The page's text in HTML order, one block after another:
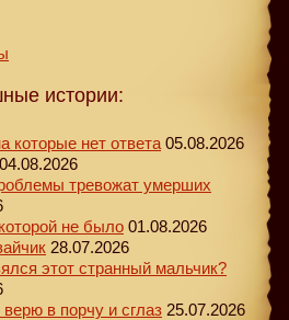
истории:
которые нет ответа 05.08.2026
04.08.2026
тревожат умерших
не было 01.08.2026
28.07.2026
этот странный мальчик?
в порчу и сглаз 25.07.2026